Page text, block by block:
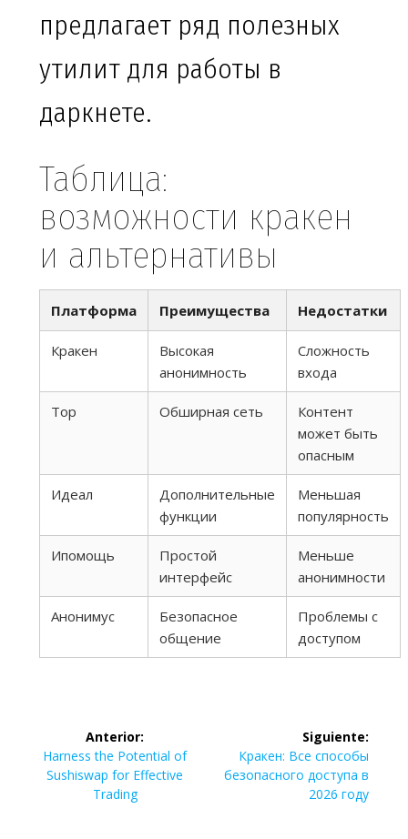
предлагает ряд полезных
утилит для работы в
даркнете.
Таблица:
возможности кракен
и альтернативы
Платформа Преимущества Недостатки
Кракен
Высокая
анонимность
Сложность
входа
Тор Обширная сеть
Контент
может быть
опасным
Идеал
Дополнительные
функции
Меньшая
популярность
Ипомощь
Простой
интерфейс
Меньше
анонимности
Анонимус
Безопасное
общение
Проблемы с
доступом
Navegación
de
entradas
Anterior:
Entrada
anterior:
Harness the Potential of
Sushiswap for Effective
Trading
Siguiente:
Siguiente
entrada:
Кракен: Все способы
безопасного доступа в
2026 году